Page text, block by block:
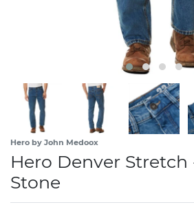
Hero by John Medoox
Hero Denver Stretch
Stone